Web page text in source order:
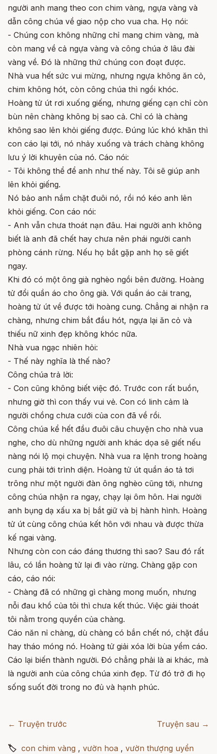
người anh mang theo con chim vàng, ngựa vàng và
dẫn công chúa về giao nộp cho vua cha. Họ nói:
- Chúng con không những chỉ mang chim vàng, mà
còn mang về cả ngựa vàng và công chúa ở lâu đài
vàng về. Đó là những thứ chúng con đoạt được.
Nhà vua hết sức vui mừng, nhưng ngựa không ăn cỏ,
chim không hót, còn công chúa thì ngồi khóc.
Hoàng tử út rơi xuống giếng, nhưng giếng cạn chỉ còn
bùn nên chàng không bị sao cả. Chỉ có là chàng
không sao lên khỏi giếng được. Đúng lúc khó khăn thì
con cáo lại tới, nó nhảy xuống và trách chàng không
lưu ý lời khuyên của nó. Cáo nói:
- Tôi không thể để anh như thế này. Tôi sẽ giúp anh
lên khỏi giếng.
Nó bảo anh nắm chặt đuôi nó, rồi nó kéo anh lên
khỏi giếng. Con cáo nói:
- Anh vẫn chưa thoát nạn đâu. Hai người anh không
biết là anh đã chết hay chưa nên phái người canh
phòng cánh rừng. Nếu họ bắt gặp anh họ sẽ giết
ngay.
Khi đó có một ông già nghèo ngồi bên đường. Hoàng
tử đổi quần áo cho ông già. Với quần áo cải trang,
hoàng tử út về được tới hoàng cung. Chẳng ai nhận ra
chàng, nhưng chim bắt đầu hót, ngựa lại ăn cỏ và
thiếu nữ xinh đẹp không khóc nữa.
Nhà vua ngạc nhiên hỏi:
- Thế này nghĩa là thế nào?
Công chúa trả lời:
- Con cũng không biết việc đó. Trước con rất buồn,
nhưng giờ thì con thấy vui vẻ. Con có linh cảm là
người chồng chưa cưới của con đã về rồi.
Công chúa kể hết đầu đuôi câu chuyện cho nhà vua
nghe, cho dù những người anh khác dọa sẽ giết nếu
nàng nói lộ mọi chuyện. Nhà vua ra lệnh trong hoàng
cung phải tới trình diện. Hoàng tử út quần áo tả tơi
trông như một người đàn ông nghèo cũng tới, nhưng
công chúa nhận ra ngay, chạy lại ôm hôn. Hai người
anh bụng dạ xấu xa bị bắt giữ và bị hành hình. Hoàng
tử út cùng công chúa kết hôn với nhau và được thừa
kế ngai vàng.
Nhưng còn con cáo đáng thương thì sao? Sau đó rất
lâu, có lần hoàng tử lại đi vào rừng. Chàng gặp con
cáo, cáo nói:
- Chàng đã có những gì chàng mong muốn, nhưng
nỗi đau khổ của tôi thì chưa kết thúc. Việc giải thoát
tôi nằm trong quyền của chàng.
Cáo năn nỉ chàng, dù chàng có bắn chết nó, chặt đầu
hay tháo móng nó. Hoàng tử giải xóa lời bùa yểm cáo.
Cáo lại biến thành người. Đó chẳng phải là ai khác, mà
là người anh của công chúa xinh đẹp. Từ đó trở đi họ
sống suốt đời trong no đủ và hạnh phúc.
← Truyện trước Truyện sau →
🏷 con chim vàng , vườn hoa , vườn thượng uyển